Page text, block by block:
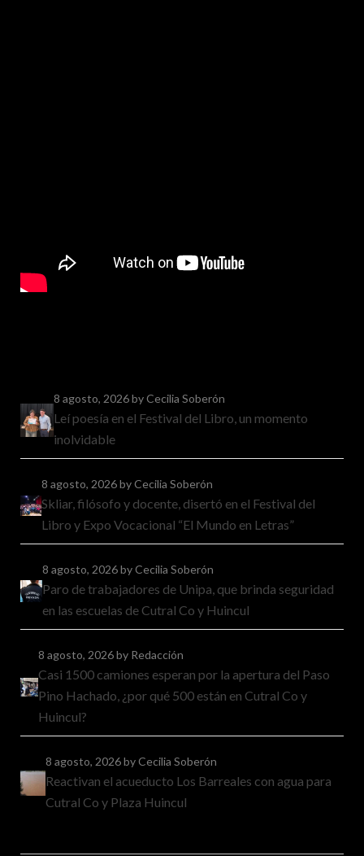
8 agosto, 2026by Cecilia Soberón
Leí poesía en el Festival del Libro, un momento
inolvidable
8 agosto, 2026by Cecilia Soberón
Skliar, filósofo y docente, disertó en el Festival del
Libro y Expo Vocacional “El Mundo en Letras”
8 agosto, 2026by Cecilia Soberón
Paro de trabajadores de Unipa, que brinda seguridad
en las escuelas de Cutral Co y Huincul
8 agosto, 2026by Redacción
Casi 1500 camiones esperan por la apertura del Paso
Pino Hachado, ¿por qué 500 están en Cutral Co y
Huincul?
8 agosto, 2026by Cecilia Soberón
Reactivan el acueducto Los Barreales con agua para
Cutral Co y Plaza Huincul